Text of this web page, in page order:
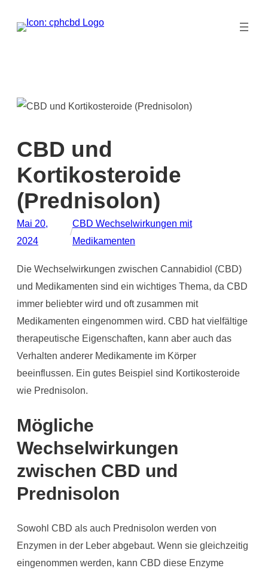
Inhalt
CBD und
Kortikosteroide
(Prednisolon)
Mai 20,
2024
/
CBD Wechselwirkungen mit
Medikamenten
Die Wechselwirkungen zwischen Cannabidiol (CBD)
und Medikamenten sind ein wichtiges Thema, da CBD
immer beliebter wird und oft zusammen mit
Medikamenten eingenommen wird. CBD hat vielfältige
therapeutische Eigenschaften, kann aber auch das
Verhalten anderer Medikamente im Körper
beeinflussen. Ein gutes Beispiel sind Kortikosteroide
wie Prednisolon.
Mögliche
Wechselwirkungen
zwischen CBD und
Prednisolon
Sowohl CBD als auch Prednisolon werden von
Enzymen in der Leber abgebaut. Wenn sie gleichzeitig
eingenommen werden, kann CBD diese Enzyme